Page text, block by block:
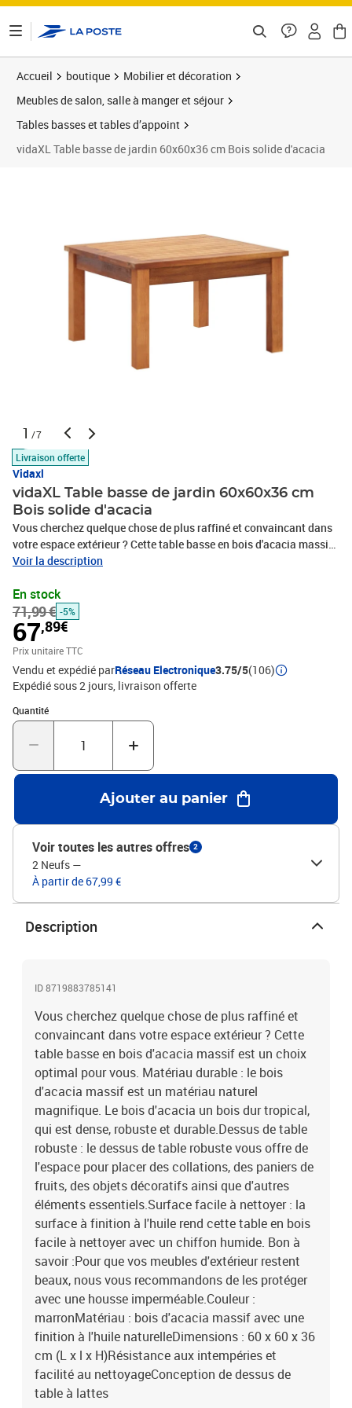
Accueil boutique
Mobilier et décoration
Meubles de salon, salle à manger et séjour
Tables basses et tables d’appoint
vidaXL Table basse de jardin 60x60x36 cm Bois solide d'acacia
1 /7
Livraison offerte
Vidaxl
vidaXL Table basse de jardin 60x60x36 cm
Bois solide d'acacia
Vous cherchez quelque chose de plus raffiné et convaincant dans
votre espace extérieur ? Cette table basse en bois d'acacia massif
est un choix optimal pour vous. Matériau durable : le bois d'acacia
bois dur tropical, qui est dense, robuste et durable.Dessus de table
robuste : le dessus de table robuste vous offre de l'espace pour
placer des collations, des paniers de fruits, des objets décoratifs
ainsi que d'autres éléments essentiels.Surface facile à nettoyer : la
surface à finition à l'huile rend cette table en bois facile à nettoyer
avec un chiffon humide. Bon à savoir :Pour que vos meubles
d'extérieur restent beaux, nous vous recommandons de les
protéger avec une housse imperméable.Couleur : marronMatériau
: bois d'acacia massif avec une finition à l'huile
naturelleDimensions : 60 x 60 x 36 cm (L x l x H)Résistance aux
à lattes
Voir la description
En stock
71,99 € -5%
67,89€
Prix unitaire TTC
Vendu et expédié parRéseau Electronique3.75/5(106)
Expédié sous 2 jours livraison offerte
Quantité
Quantité : 1
Ajouter au panier
Voir toutes les autres offres 2
2 Neufs —
À partir de 67,99 €
Description
ID 8719883785141
Vous cherchez quelque chose de plus raffiné et
convaincant dans votre espace extérieur ? Cette
table basse en bois d'acacia massif est un choix
optimal pour vous. Matériau durable : le bois
d'acacia massif est un matériau naturel
magnifique. Le bois d'acacia un bois dur tropical,
qui est dense, robuste et durable.Dessus de table
robuste : le dessus de table robuste vous offre de
l'espace pour placer des collations, des paniers de
fruits, des objets décoratifs ainsi que d'autres
éléments essentiels.Surface facile à nettoyer : la
surface à finition à l'huile rend cette table en bois
facile à nettoyer avec un chiffon humide. Bon à
savoir :Pour que vos meubles d'extérieur restent
beaux, nous vous recommandons de les protéger
avec une housse imperméable.Couleur :
marronMatériau : bois d'acacia massif avec une
finition à l'huile naturelleDimensions : 60 x 60 x 36
cm (L x l x H)Résistance aux intempéries et
facilité au nettoyageConception de dessus de
table à lattes